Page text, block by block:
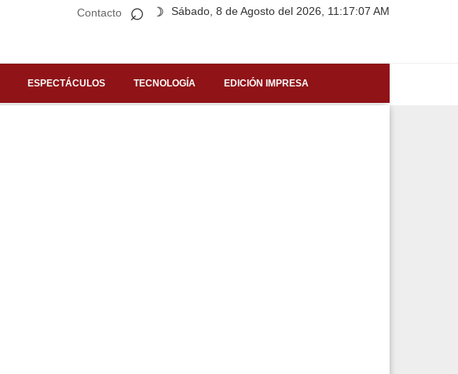
Contacto Sábado, 8 de Agosto del 2026, 11:17:07 AM
⌕ ☽
ESPECTÁCULOS TECNOLOGÍA EDICIÓN IMPRESA